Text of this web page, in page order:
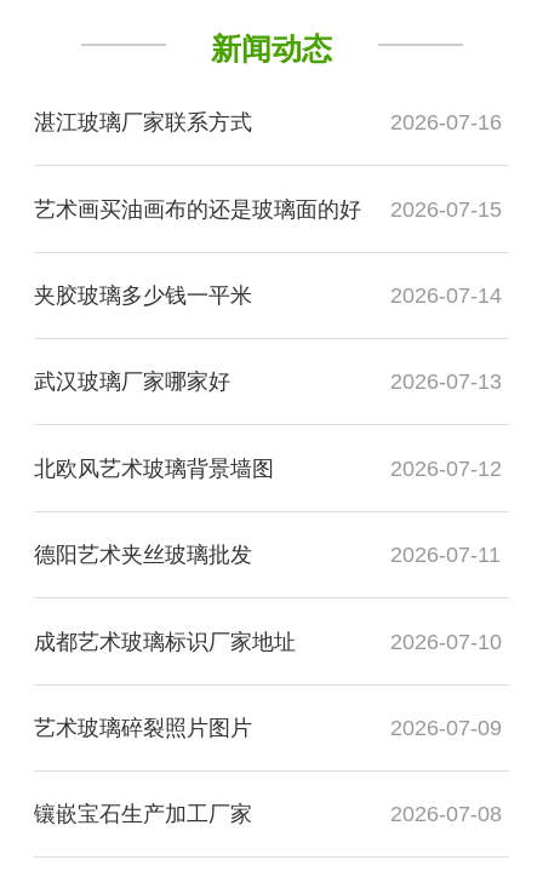
新闻动态
湛江玻璃厂家联系方式 2026-07-16
艺术画买油画布的还是玻璃面的好 2026-07-15
夹胶玻璃多少钱一平米 2026-07-14
武汉玻璃厂家哪家好 2026-07-13
北欧风艺术玻璃背景墙图 2026-07-12
德阳艺术夹丝玻璃批发 2026-07-11
成都艺术玻璃标识厂家地址 2026-07-10
艺术玻璃碎裂照片图片 2026-07-09
镶嵌宝石生产加工厂家 2026-07-08